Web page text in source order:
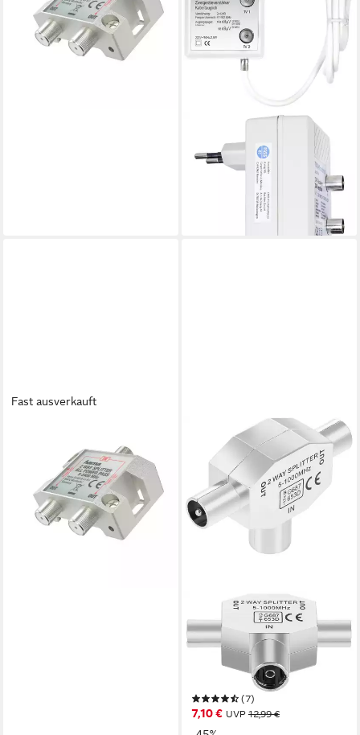
ab 15,55 €
lieferbar - in 4-5 Werktagen bei dir
Axing TVS00801 Antennen-
Verteiler 2-fach
Audioverstärker
lieferbar - in 2-3 Werktagen bei dir
Fast ausverkauft
SAT-Verteiler SAT Verteiler, 2
fach, voll geschirmt
13,91 €
lieferbar - in 3-4 Werktagen bei dir
POPPSTAR
SAT-Verteiler, TV
Antennenverteiler T-Stück, 2-
Fach Antennen-Kupplung für
(7)
7,10 € UVP 12,99 €